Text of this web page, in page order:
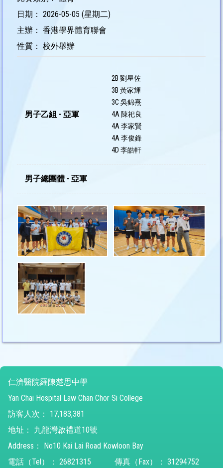
日期： 2026-05-05 (星期二)
主辦： 香港學界體育聯會
性質： 校外舉辦
男子乙組 - 亞軍
2B 劉星佐
3B 黃家輝
3C 吳錦熹
4A 陳祀良
4A 李家賢
4A 李俊鋒
4D 李皓軒
男子總團體 - 亞軍
仁濟醫院羅陳楚思中學
Yan Chai Hospital Law Chan Chor Si College
訪客人次：
17,183,381
地址：
九龍灣啟禮道10號
Address：
No10 Kai Lai Road Kowloon Bay
電話（Tel）： 26821315 傳真（Fax）： 31294752